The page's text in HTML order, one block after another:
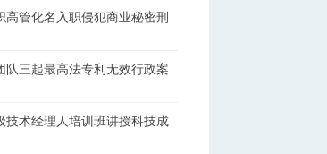
管化名入职侵犯商业秘密刑
三起最高法专利无效行政案
术经理人培训班讲授科技成